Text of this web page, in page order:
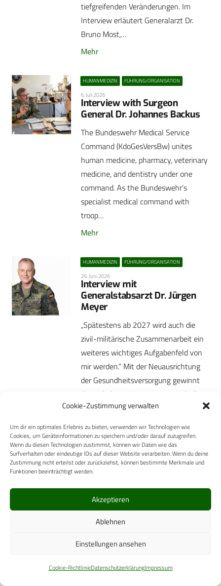
Cookie-Zustimmung verwalten
Um dir ein optimales Erlebnis zu bieten, verwenden wir Technologien wie
Cookies, um Geräteinformationen zu speichern und/oder darauf zuzugreifen.
Wenn du diesen Technologien zustimmst, können wir Daten wie das
Surfverhalten oder eindeutige IDs auf dieser Website verarbeiten. Wenn du deine
Zustimmung nicht erteilst oder zurückziehst, können bestimmte Merkmale und
Funktionen beeinträchtigt werden.
Akzeptieren
Ablehnen
Einstellungen ansehen
Cookie-RichtlinieDatenschutzerklärungImpressum
tiefgreifenden Veränderungen. Im
Interview erläutert Generalarzt Dr.
Bruno Most,…
Mehr
HUMANMEDIZIN FÜHRUNG/ORGANISATION
6. Juli 2026
Interview with Surgeon
General Dr. Johannes Backus
The Bundeswehr Medical Service
Command (KdoGesVersBw) unites
human medicine, pharmacy, veterinary
medicine, and dentistry under one
command. As the Bundeswehr’s
specialist medical command with
troop…
Mehr
HUMANMEDIZIN FÜHRUNG/ORGANISATION
26. Juni 2026
Interview mit
Generalstabsarzt Dr. Jürgen
Meyer
„Spätestens ab 2027 wird auch die
zivil-militärische Zusammenarbeit ein
weiteres wichtiges Aufgabenfeld von
mir werden.“ Mit der Neuausrichtung
der Gesundheitsversorgung gewinnt
die ambulante Versorgung innerhalb…
Mehr
FÜHRUNG/ORGANISATION 18. Juni 2026
Interview mit Oberstarzt
Professor Dr. Ralf Vollmuth
Fragen zeigt sich mit Blick auf die
Beiträge in der„Wehrmedizin und
Wehrpharmazie“ immer wieder, etwa
„Palliativmedizin“ der Ausgabe 3/2025.
…